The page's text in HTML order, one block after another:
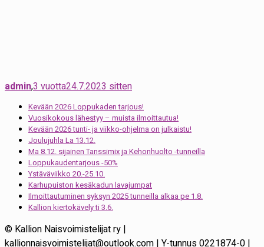
admin,3 vuotta24.7.2023sitten
Kevään 2026 Loppukaden tarjous!
Vuosikokous lähestyy – muista ilmoittautua!
Kevään 2026 tunti- ja viikko-ohjelma on julkaistu!
Joulujuhla La 13.12.
Ma 8.12. sijainen Tanssimix ja Kehonhuolto -tunneilla
Loppukaudentarjous -50%
Ystäväviikko 20.-25.10.
Karhupuiston kesäkadun lavajumpat
Ilmoittautuminen syksyn 2025 tunneilla alkaa pe 1.8.
Kallion kiertokävely ti 3.6.
© Kallion Naisvoimistelijat ry |
kallionnaisvoimistelijat@outlook.com | Y-tunnus 0221874-0 |